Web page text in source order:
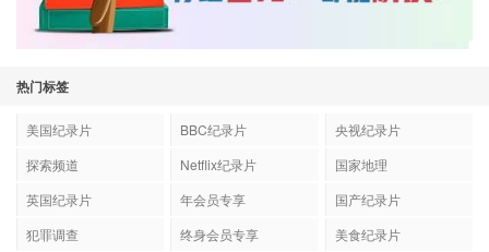
热门标签
美国纪录片 BBC纪录片
央视纪录片
探索频道
Netflix纪录片
国家地理
英国纪录片
年会员专享
国产纪录片
犯罪调查
终身会员专享
美食纪录片